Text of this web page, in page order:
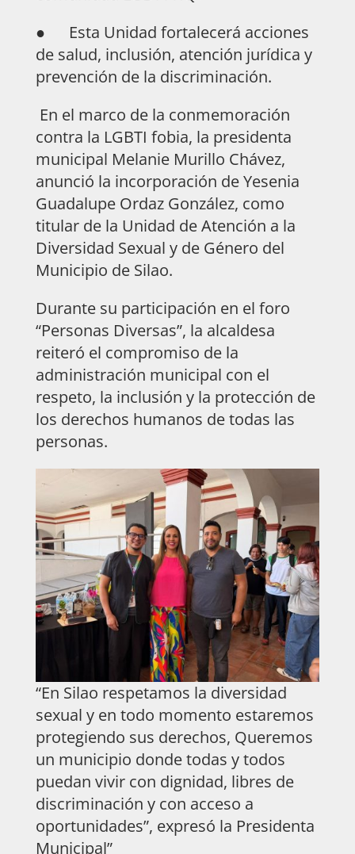
● Esta Unidad fortalecerá acciones
de salud, inclusión, atención jurídica y
prevención de la discriminación.
En el marco de la conmemoración
contra la LGBTI fobia, la presidenta
municipal Melanie Murillo Chávez,
anunció la incorporación de Yesenia
Guadalupe Ordaz González, como
titular de la Unidad de Atención a la
Diversidad Sexual y de Género del
Municipio de Silao.
Durante su participación en el foro
“Personas Diversas”, la alcaldesa
reiteró el compromiso de la
administración municipal con el
respeto, la inclusión y la protección de
los derechos humanos de todas las
personas.
“En Silao respetamos la diversidad
sexual y en todo momento estaremos
protegiendo sus derechos, Queremos
un municipio donde todas y todos
puedan vivir con dignidad, libres de
discriminación y con acceso a
oportunidades”, expresó la Presidenta
Municipal”